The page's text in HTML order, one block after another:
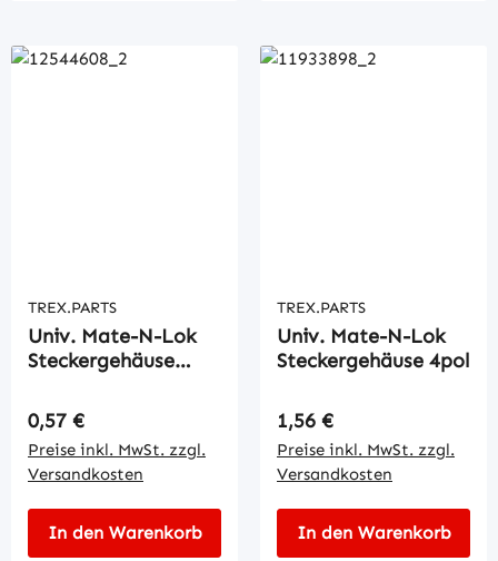
TREX.PARTS
Univ. Mate-N-Lok
Steckergehäuse
Regulärer Preis:
0,57 €
Preise inkl. MwSt. zzgl.
Versandkosten
In den Warenkorb
TREX.PARTS
Univ. Mate-N-Lok
Steckergehäuse 4pol
Regulärer Preis:
1,56 €
Preise inkl. MwSt. zzgl.
Versandkosten
In den Warenkorb